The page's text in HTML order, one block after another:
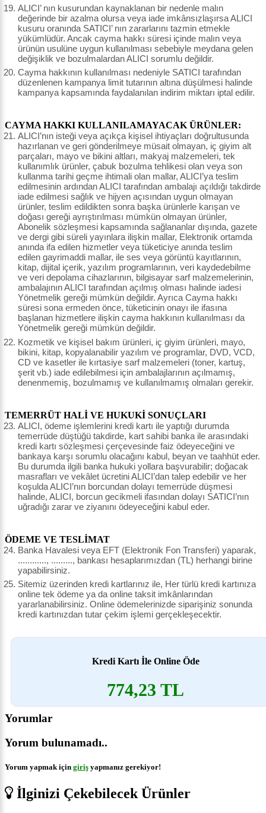
ALICI’ nın kusurundan kaynaklanan bir nedenle malın
değerinde bir azalma olursa veya iade imkânsızlaşırsa ALICI
kusuru oranında SATICI’ nın zararlarını tazmin etmekle
yükümlüdür. Ancak cayma hakkı süresi içinde malın veya
ürünün usulüne uygun kullanılması sebebiyle meydana gelen
değişiklik ve bozulmalardan ALICI sorumlu değildir.
Cayma hakkının kullanılması nedeniyle SATICI tarafından
düzenlenen kampanya limit tutarının altına düşülmesi halinde
kampanya kapsamında faydalanılan indirim miktarı iptal edilir.
CAYMA HAKKI KULLANILAMAYACAK ÜRÜNLER:
ALICI’nın isteği veya açıkça kişisel ihtiyaçları doğrultusunda
hazırlanan ve geri gönderilmeye müsait olmayan, iç giyim alt
parçaları, mayo ve bikini altları, makyaj malzemeleri, tek
kullanımlık ürünler, çabuk bozulma tehlikesi olan veya son
kullanma tarihi geçme ihtimali olan mallar, ALICI’ya teslim
edilmesinin ardından ALICI tarafından ambalajı açıldığı takdirde
iade edilmesi sağlık ve hijyen açısından uygun olmayan
ürünler, teslim edildikten sonra başka ürünlerle karışan ve
doğası gereği ayrıştırılması mümkün olmayan ürünler,
Abonelik sözleşmesi kapsamında sağlananlar dışında, gazete
ve dergi gibi süreli yayınlara ilişkin mallar, Elektronik ortamda
anında ifa edilen hizmetler veya tüketiciye anında teslim
edilen gayrimaddi mallar, ile ses veya görüntü kayıtlarının,
kitap, dijital içerik, yazılım programlarının, veri kaydedebilme
ve veri depolama cihazlarının, bilgisayar sarf malzemelerinin,
ambalajının ALICI tarafından açılmış olması halinde iadesi
Yönetmelik gereği mümkün değildir. Ayrıca Cayma hakkı
süresi sona ermeden önce, tüketicinin onayı ile ifasına
başlanan hizmetlere ilişkin cayma hakkının kullanılması da
Yönetmelik gereği mümkün değildir.
Kozmetik ve kişisel bakım ürünleri, iç giyim ürünleri, mayo,
bikini, kitap, kopyalanabilir yazılım ve programlar, DVD, VCD,
CD ve kasetler ile kırtasiye sarf malzemeleri (toner, kartuş,
şerit vb.) iade edilebilmesi için ambalajlarının açılmamış,
denenmemiş, bozulmamış ve kullanılmamış olmaları gerekir.
TEMERRÜT HALİ VE HUKUKİ SONUÇLARI
ALICI, ödeme işlemlerini kredi kartı ile yaptığı durumda
temerrüde düştüğü takdirde, kart sahibi banka ile arasındaki
kredi kartı sözleşmesi çerçevesinde faiz ödeyeceğini ve
bankaya karşı sorumlu olacağını kabul, beyan ve taahhüt eder.
Bu durumda ilgili banka hukuki yollara başvurabilir; doğacak
masrafları ve vekâlet ücretini ALICI’dan talep edebilir ve her
koşulda ALICI’nın borcundan dolayı temerrüde düşmesi
halinde, ALICI, borcun gecikmeli ifasından dolayı SATICI’nın
uğradığı zarar ve ziyanını ödeyeceğini kabul eder.
ÖDEME VE TESLİMAT
Banka Havalesi veya EFT (Elektronik Fon Transferi) yaparak,
............, ........., bankası hesaplarımızdan (TL) herhangi birine
yapabilirsiniz.
Sitemiz üzerinden kredi kartlarınız ile, Her türlü kredi kartınıza
online tek ödeme ya da online taksit imkânlarından
yararlanabilirsiniz. Online ödemelerinizde siparişiniz sonunda
kredi kartınızdan tutar çekim işlemi gerçekleşecektir.
Kredi Kartı İle Online Öde
774,23 TL
Yorumlar
Yorum bulunamadı..
Yorum yapmak için giriş yapmanız gerekiyor!
İlginizi Çekebilecek Ürünler